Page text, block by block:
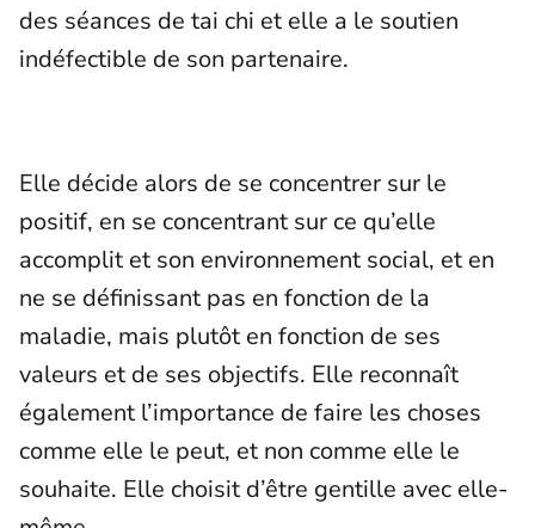
des séances de tai chi et elle a le soutien
indéfectible de son partenaire.
Elle décide alors de se concentrer sur le
positif, en se concentrant sur ce qu’elle
accomplit et son environnement social, et en
ne se définissant pas en fonction de la
maladie, mais plutôt en fonction de ses
valeurs et de ses objectifs. Elle reconnaît
également l’importance de faire les choses
comme elle le peut, et non comme elle le
souhaite. Elle choisit d’être gentille avec elle-